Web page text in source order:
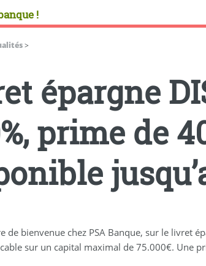
!
>
épargne
prime de
de bienvenue chez PSA Banque, sur le livret
sur un capital maximal de 75.000€. Une